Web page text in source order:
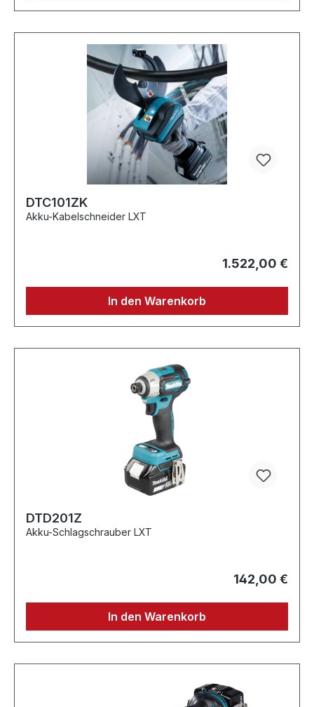
DTC101ZK
Akku-Kabelschneider LXT
1.522,00 €
In den Warenkorb
DTD201Z
Akku-Schlagschrauber LXT
142,00 €
In den Warenkorb